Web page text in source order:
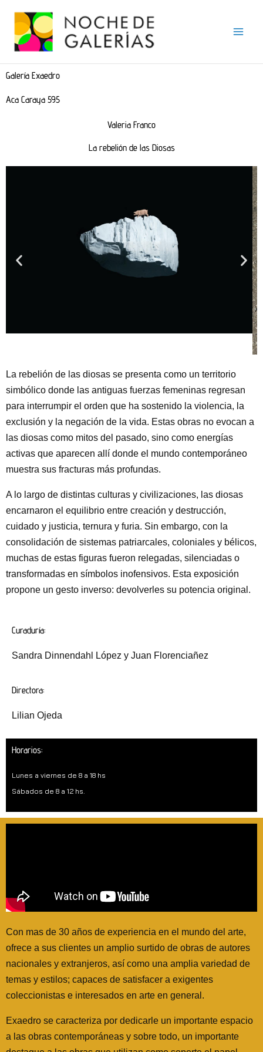
contenido
Galería Exaedro
Aca Caraya 595
Valeria Franco
La rebelión de las Diosas
La rebelión de las diosas se presenta como un territorio
simbólico donde las antiguas fuerzas femeninas regresan
para interrumpir el orden que ha sostenido la violencia, la
exclusión y la negación de la vida. Estas obras no evocan a
las diosas como mitos del pasado, sino como energías
activas que aparecen allí donde el mundo contemporáneo
muestra sus fracturas más profundas.
A lo largo de distintas culturas y civilizaciones, las diosas
encarnaron el equilibrio entre creación y destrucción,
cuidado y justicia, ternura y furia. Sin embargo, con la
consolidación de sistemas patriarcales, coloniales y bélicos,
muchas de estas figuras fueron relegadas, silenciadas o
transformadas en símbolos inofensivos. Esta exposición
propone un gesto inverso: devolverles su potencia original.
Curaduría:
Sandra Dinnendahl López y Juan Florenciañez
Directora:
Lilian Ojeda
Horarios:
Lunes a viernes de 8 a 18 hs
Sábados de 8 a 12 hs.
Con mas de 30 años de experiencia en el mundo del arte,
ofrece a sus clientes un amplio surtido de obras de autores
nacionales y extranjeros, así como una amplia variedad de
temas y estilos; capaces de satisfacer a exigentes
coleccionistas e interesados en arte en general.
Exaedro se caracteriza por dedicarle un importante espacio
a las obras contemporáneas y sobre todo, un importante